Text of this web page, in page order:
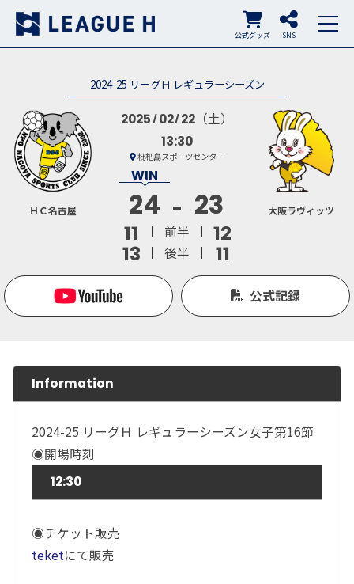
SNS
公式グッズ
2024-25 リーグＨ レギュラーシーズン
ＨＣ名古屋
2025 02 22 （土）
13:30
枇杷島スポーツセンター
24 23
11 前半
12
13
後半 11
大阪ラヴィッツ
公式記録
Information
2024-25 リーグＨ レギュラーシーズン女子第16節
◉開場時刻
12:30
◉チケット販売
teketにて販売